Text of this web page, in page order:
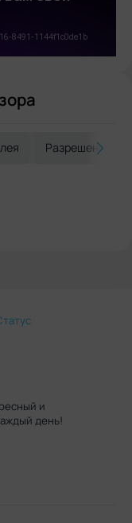
Разрешение и
и
день!